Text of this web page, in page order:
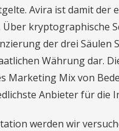
Avira ist damit der
kryptographische
der drei
Währung dar.
Marketing Mix von
Anbieter für die
werden wir